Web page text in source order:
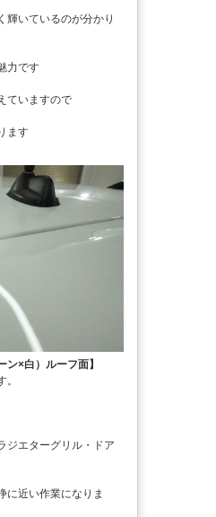
輝いているのが分かり
力です
ていますので
ます
×白）ルーフ面】
ジエターグリル・ドア
に近い作業になりま